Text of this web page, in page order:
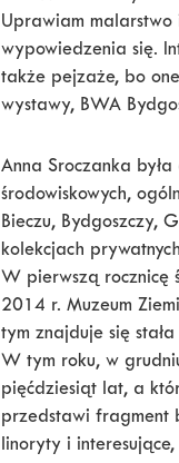
Uprawiam
wypowiedzenia się.
także pejzaże, bo
wystawy, BWA
Anna Sroczanka
środowiskowych,
Bieczu, Bydgoszczy,
kolekcjach
W pierwszą rocznicę
2014 r. Muzeum
tym znajduje się
W tym roku, w
pięćdziesiąt lat, a
przedstawi fragment
linoryty i